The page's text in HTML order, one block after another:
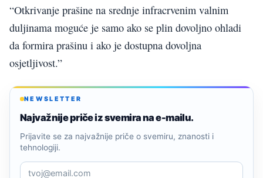
“Otkrivanje prašine na srednje infracrvenim valnim
duljinama moguće je samo ako se plin dovoljno ohladi
da formira prašinu i ako je dostupna dovoljna
osjetljivost.”
NEWSLETTER
Najvažnije priče iz svemira na e-mailu.
Prijavite se za najvažnije priče o svemiru, znanosti i
tehnologiji.